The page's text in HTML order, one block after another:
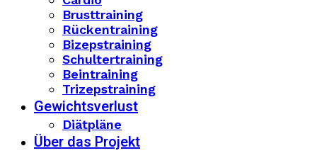
Brusttraining
Rückentraining
Bizepstraining
Schultertraining
Beintraining
Trizepstraining
Gewichtsverlust
Diätpläne
Über das Projekt